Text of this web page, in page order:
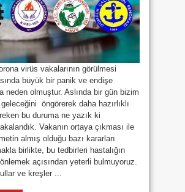
virüs vakalarının görülmesi
büyük bir panik ve endişe
neden olmuştur. Aslında bir gün bizim
öngörerek daha hazırlıklı
bu duruma ne yazık ki
Vakanın ortaya çıkması ile
almış olduğu bazı kararları
birlikte, bu tedbirleri hastalığın
önlemek açısından yeterli bulmuyoruz.
ve kreşler ...